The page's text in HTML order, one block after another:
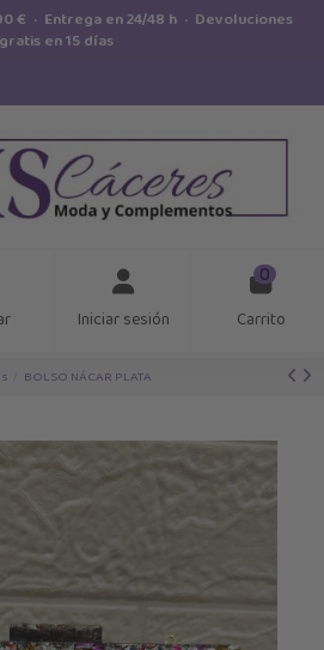
€ · Entrega en 24/48 h · Devoluciones
gratis en 15 días
Iniciar sesión
0
Carrito
BOLSO NÁCAR PLATA